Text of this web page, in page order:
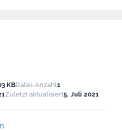
KBDatei-Anzahl1
Zuletzt aktualisiert5. Juli 2021